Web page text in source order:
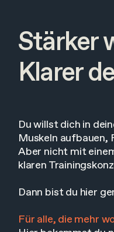
Stärker
Klarer
Du willst dich in
Muskeln aufbauen,
Aber nicht mit
klaren
Dann bist du hier
Für alle, die mehr